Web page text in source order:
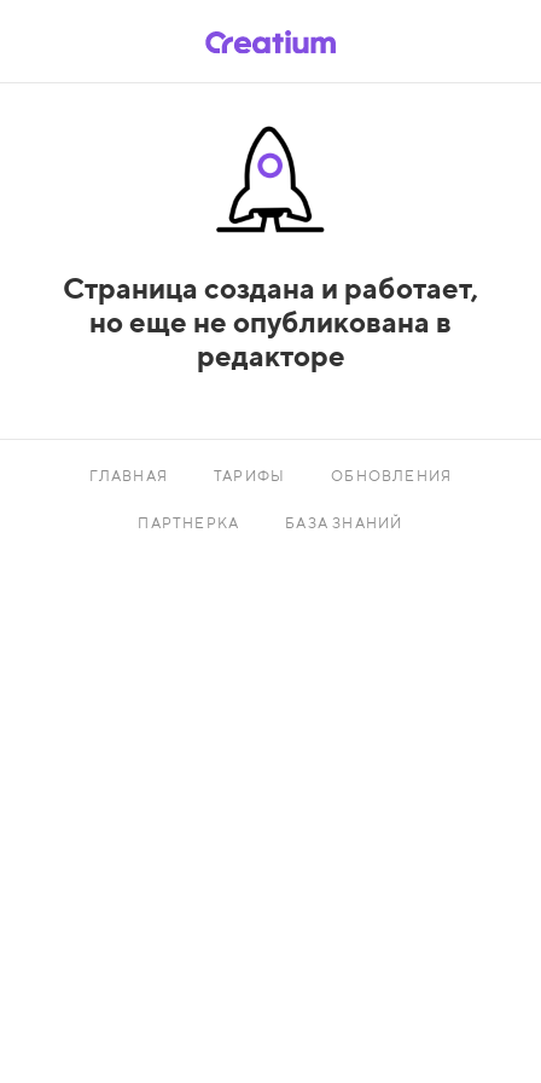
Страница создана и работает,
но еще не опубликована в
редакторе
ГЛАВНАЯ ТАРИФЫ ОБНОВЛЕНИЯ
ПАРТНЕРКА БАЗА ЗНАНИЙ